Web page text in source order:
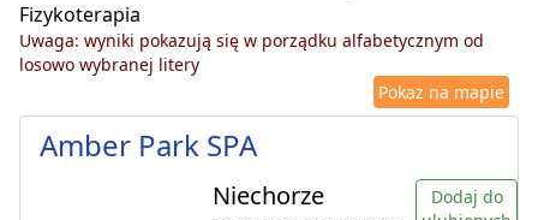
Fizykoterapia
Uwaga: wyniki pokazują się w porządku alfabetycznym od
losowo wybranej litery
Pokaż na mapie
Amber Park SPA
Niechorze
Dodaj do